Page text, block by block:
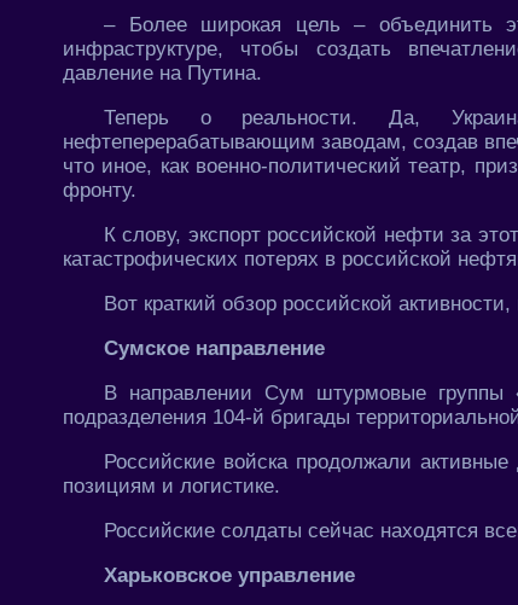
– Более широкая цель – объединить
инфраструктуре, чтобы создать
давление на Путина.
Теперь о реальности. Да,
нефтеперерабатывающим заводам, создав
что иное, как военно-политический театр,
фронту.
К слову, экспорт российской нефти за
катастрофических потерях в российской
Вот краткий обзор российской
Сумское направление
В направлении Сум штурмовые группы
подразделения 104-й бригады
Российские войска продолжали
позициям и логистике.
Российские солдаты сейчас находятся
Харьковское управление